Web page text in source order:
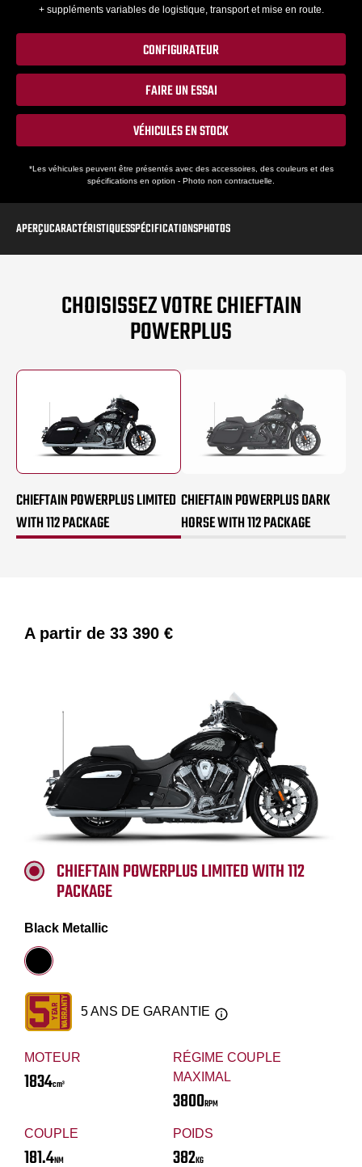
+ suppléments variables de logistique, transport et mise en route.
CONFIGURATEUR
FAIRE UN ESSAI
VÉHICULES EN STOCK
*Les véhicules peuvent être présentés avec des accessoires, des couleurs et des
spécifications en option - Photo non contractuelle.
APERÇUCARACTÉRISTIQUESSPÉCIFICATIONSPHOTOS
CHOISISSEZ VOTRE CHIEFTAIN
POWERPLUS
CHIEFTAIN POWERPLUS LIMITED
WITH 112 PACKAGE
CHIEFTAIN POWERPLUS DARK
HORSE WITH 112 PACKAGE
A partir de 33 390 €
MOTEUR
1834cm³
RÉGIME COUPLE
MAXIMAL
3800RPM
COUPLE
181.4NM
POIDS
382KG
CHIEFTAIN POWERPLUS LIMITED WITH 112
PACKAGE
Black Metallic
5 ANS DE GARANTIE